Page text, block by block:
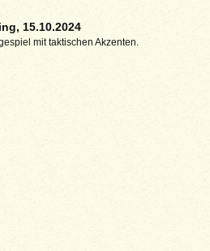
15.10.2024
mit taktischen Akzenten.